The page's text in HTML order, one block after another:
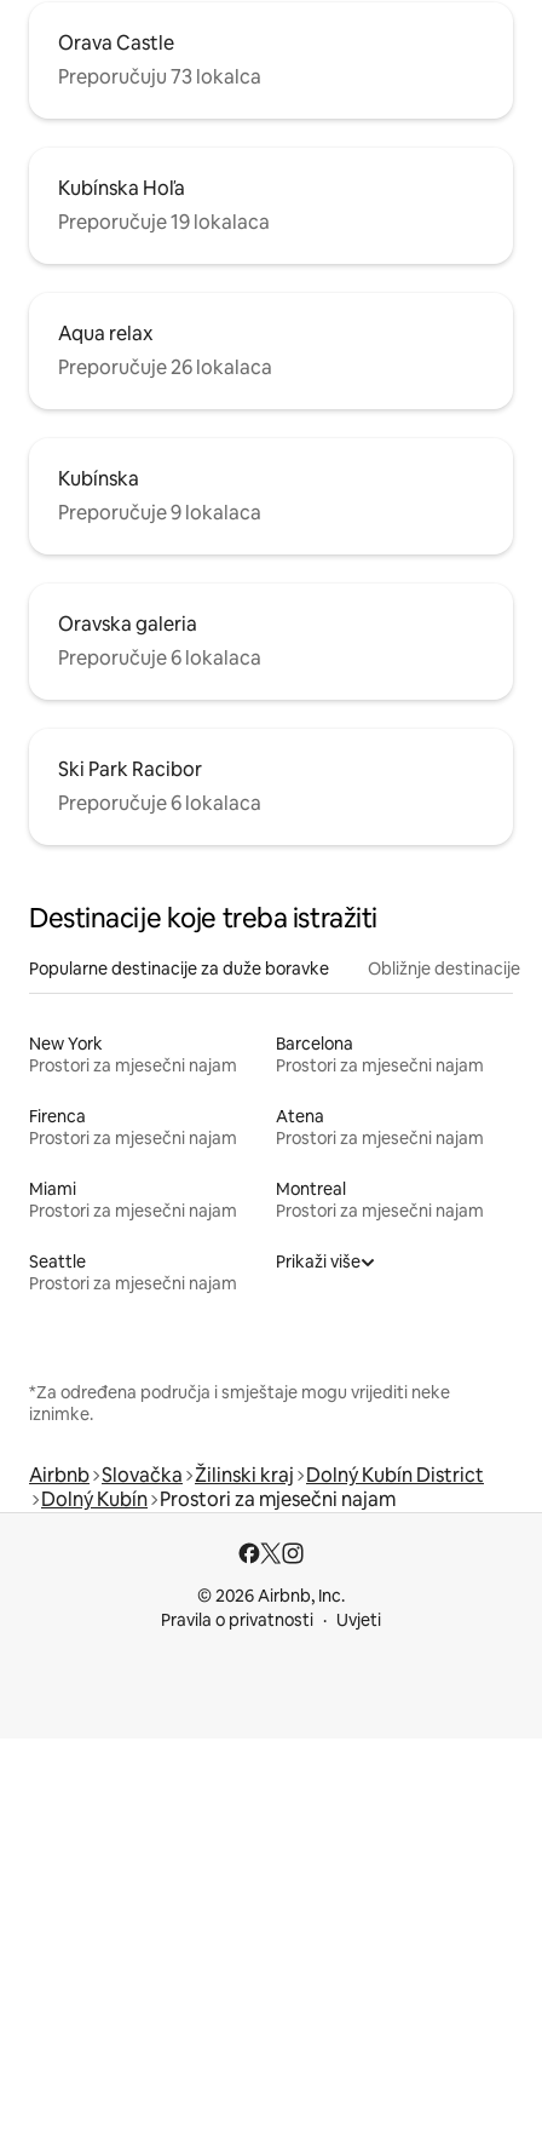
Orava Castle
Preporučuju 73 lokalca
Kubínska Hoľa
Preporučuje 19 lokalaca
Aqua relax
Preporučuje 26 lokalaca
Kubínska
Preporučuje 9 lokalaca
Oravska galeria
Preporučuje 6 lokalaca
Ski Park Racibor
Preporučuje 6 lokalaca
Destinacije koje treba istražiti
Popularne destinacije za duže boravke Obližnje destinacije
New York
Prostori za mjesečni najam
Barcelona
Prostori za mjesečni najam
Firenca
Prostori za mjesečni najam
Atena
Prostori za mjesečni najam
Miami
Prostori za mjesečni najam
Montreal
Prostori za mjesečni najam
Seattle
Prostori za mjesečni najam
Prikaži više
*Za određena područja i smještaje mogu vrijediti neke
iznimke.
Airbnb Slovačka Žilinski kraj Dolný Kubín District
Dolný Kubín Prostori za mjesečni najam
© 2026 Airbnb, Inc.
Pravila o privatnosti
Uvjeti